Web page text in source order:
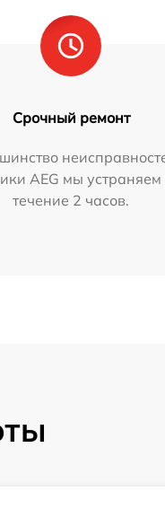
Срочный ремонт
AEG мы устраняем
течение 2 часов.